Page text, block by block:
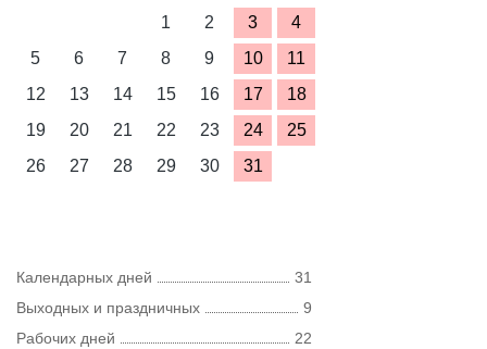
1
2 3
4
5
6 7 8 9 10
11
12
13 14 15 16 17
18
19
20 21 22 23 24
25
26
27 28 29 30 31
Календарных дней
31
Выходных и праздничных
9
Рабочих дней
22